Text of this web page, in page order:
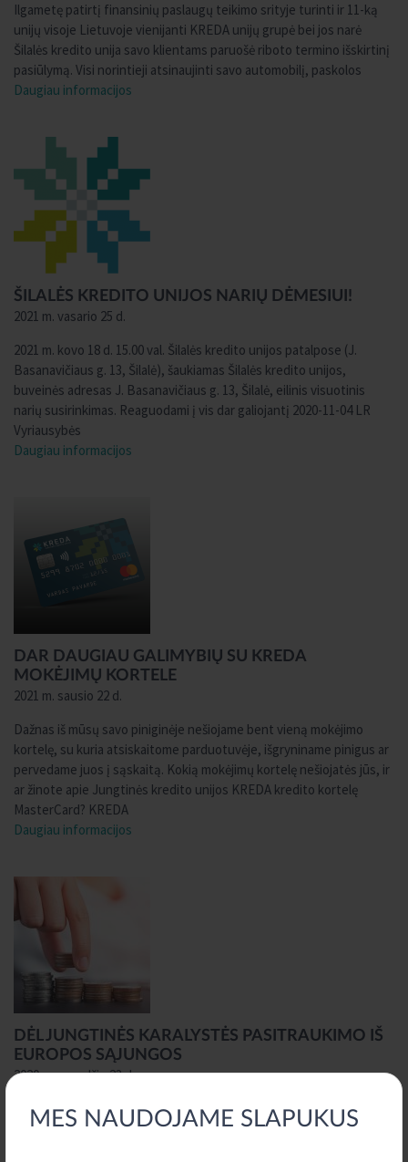
MES NAUDOJAME SLAPUKUS
Ilgametę patirtį finansinių paslaugų teikimo srityje turinti ir 11-ką
unijų visoje Lietuvoje vienijanti KREDA unijų grupė bei jos narė
Šilalės kredito unija savo klientams paruošė riboto termino išskirtinį
pasiūlymą. Visi norintieji atsinaujinti savo automobilį, paskolos
Daugiau informacijos
ŠILALĖS KREDITO UNIJOS NARIŲ DĖMESIUI!
2021 m. vasario 25 d.
2021 m. kovo 18 d. 15.00 val. Šilalės kredito unijos patalpose (J.
Basanavičiaus g. 13, Šilalė), šaukiamas Šilalės kredito unijos,
buveinės adresas J. Basanavičiaus g. 13, Šilalė, eilinis visuotinis
narių susirinkimas. Reaguodami į vis dar galiojantį 2020-11-04 LR
Vyriausybės
Daugiau informacijos
DAR DAUGIAU GALIMYBIŲ SU KREDA
MOKĖJIMŲ KORTELE
2021 m. sausio 22 d.
Dažnas iš mūsų savo piniginėje nešiojame bent vieną mokėjimo
kortelę, su kuria atsiskaitome parduotuvėje, išgryniname pinigus ar
pervedame juos į sąskaitą. Kokią mokėjimų kortelę nešiojatės jūs, ir
ar žinote apie Jungtinės kredito unijos KREDA kredito kortelę
MasterCard? KREDA
Daugiau informacijos
DĖL JUNGTINĖS KARALYSTĖS PASITRAUKIMO IŠ
EUROPOS SĄJUNGOS
2020 m. gruodžio 23 d.
Gerb. Šilalės kredito unijos nariai, 2020 m. gruodžio 31 d., pasibaigus
pereinamajam Jungtinės Karalystės (JK) pasitraukimo iš Europos